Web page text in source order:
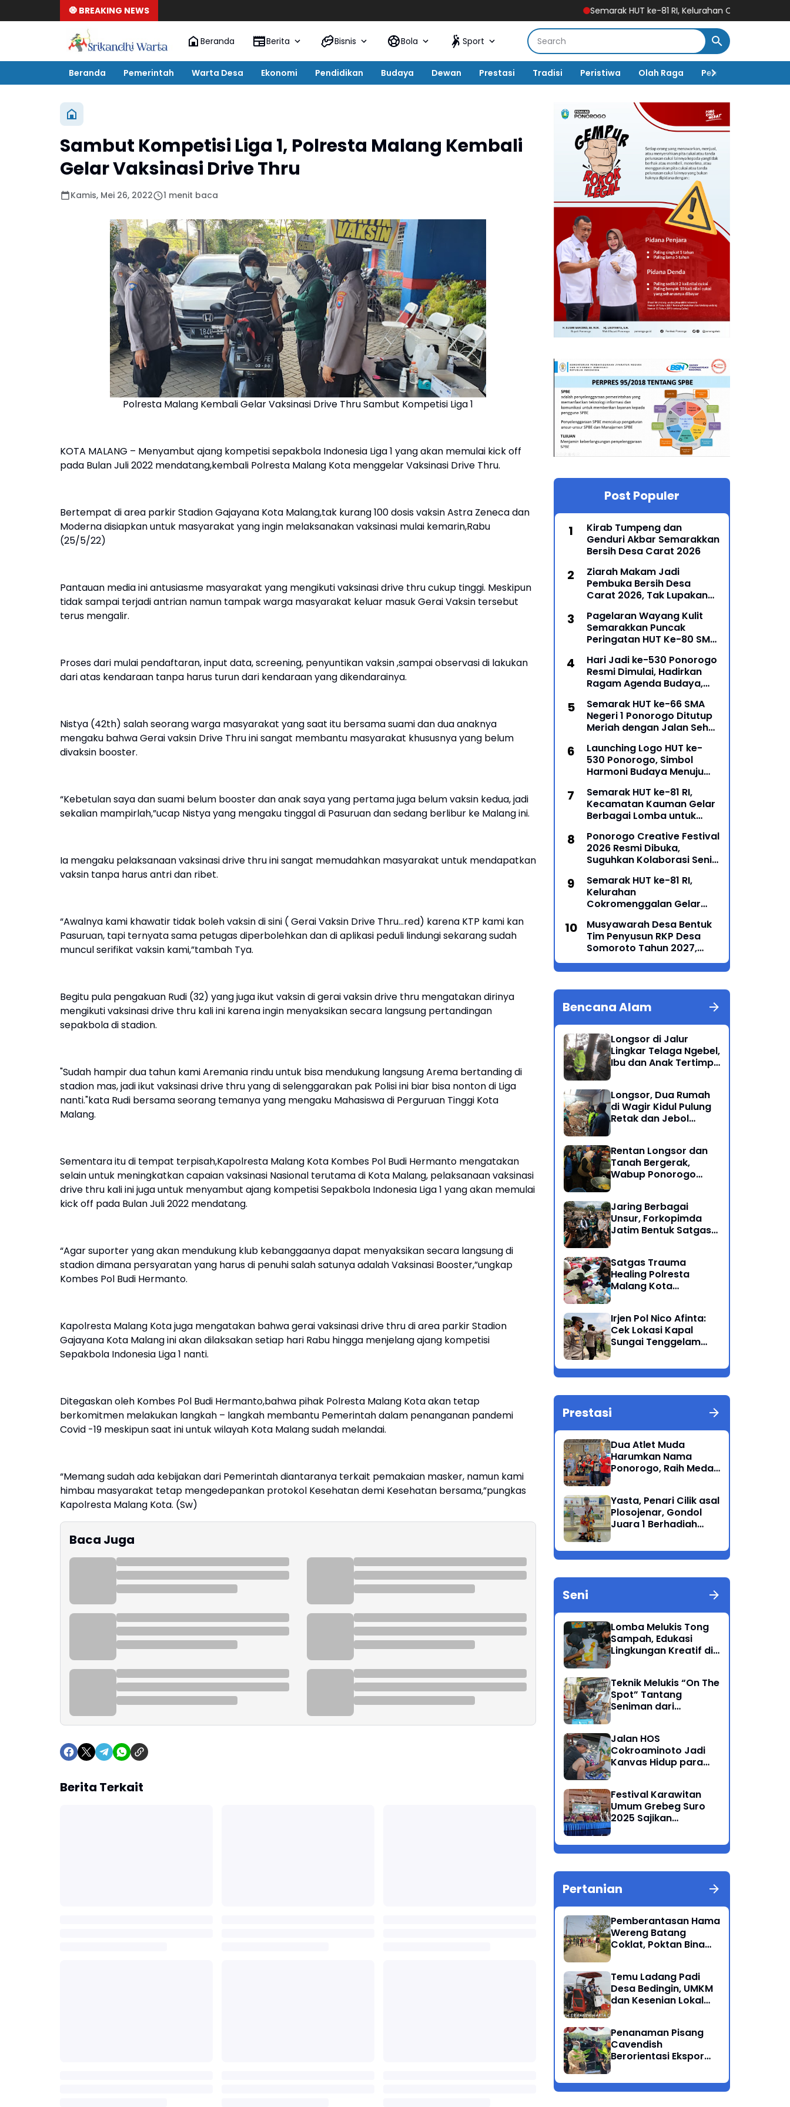
🧿 BREAKING NEWS Semarak HUT ke-81 RI, Kelurahan Cokromenggalan Gelar
Beranda Berita Bisnis Bola Sport
Beranda Pemerintah Warta Desa Ekonomi Pendidikan Budaya Dewan Prestasi Tradisi Peristiwa Olah Raga Pembangunan
Sambut Kompetisi Liga 1, Polresta Malang Kembali
Gelar Vaksinasi Drive Thru
Kamis, Mei 26, 2022 1 menit baca
Polresta Malang Kembali Gelar Vaksinasi Drive Thru Sambut Kompetisi Liga 1
KOTA MALANG – Menyambut ajang kompetisi sepakbola Indonesia Liga 1 yang akan memulai kick off
pada Bulan Juli 2022 mendatang,kembali Polresta Malang Kota menggelar Vaksinasi Drive Thru.
Bertempat di area parkir Stadion Gajayana Kota Malang,tak kurang 100 dosis vaksin Astra Zeneca dan
Moderna disiapkan untuk masyarakat yang ingin melaksanakan vaksinasi mulai kemarin,Rabu
(25/5/22)
Pantauan media ini antusiasme masyarakat yang mengikuti vaksinasi drive thru cukup tinggi. Meskipun
tidak sampai terjadi antrian namun tampak warga masyarakat keluar masuk Gerai Vaksin tersebut
terus mengalir.
Proses dari mulai pendaftaran, input data, screening, penyuntikan vaksin ,sampai observasi di lakukan
dari atas kendaraan tanpa harus turun dari kendaraan yang dikendarainya.
Nistya (42th) salah seorang warga masyarakat yang saat itu bersama suami dan dua anaknya
mengaku bahwa Gerai vaksin Drive Thru ini sangat membantu masyarakat khususnya yang belum
divaksin booster.
“Kebetulan saya dan suami belum booster dan anak saya yang pertama juga belum vaksin kedua, jadi
sekalian mampirlah,”ucap Nistya yang mengaku tinggal di Pasuruan dan sedang berlibur ke Malang ini.
Ia mengaku pelaksanaan vaksinasi drive thru ini sangat memudahkan masyarakat untuk mendapatkan
vaksin tanpa harus antri dan ribet.
“Awalnya kami khawatir tidak boleh vaksin di sini ( Gerai Vaksin Drive Thru…red) karena KTP kami kan
Pasuruan, tapi ternyata sama petugas diperbolehkan dan di aplikasi peduli lindungi sekarang sudah
muncul serifikat vaksin kami,”tambah Tya.
Begitu pula pengakuan Rudi (32) yang juga ikut vaksin di gerai vaksin drive thru mengatakan dirinya
mengikuti vaksinasi drive thru kali ini karena ingin menyaksikan secara langsung pertandingan
sepakbola di stadion.
"Sudah hampir dua tahun kami Aremania rindu untuk bisa mendukung langsung Arema bertanding di
stadion mas, jadi ikut vaksinasi drive thru yang di selenggarakan pak Polisi ini biar bisa nonton di Liga
nanti."kata Rudi bersama seorang temanya yang mengaku Mahasiswa di Perguruan Tinggi Kota
Malang.
Sementara itu di tempat terpisah,Kapolresta Malang Kota Kombes Pol Budi Hermanto mengatakan
selain untuk meningkatkan capaian vaksinasi Nasional terutama di Kota Malang, pelaksanaan vaksinasi
drive thru kali ini juga untuk menyambut ajang kompetisi Sepakbola Indonesia Liga 1 yang akan memulai
kick off pada Bulan Juli 2022 mendatang.
“Agar suporter yang akan mendukung klub kebanggaanya dapat menyaksikan secara langsung di
stadion dimana persyaratan yang harus di penuhi salah satunya adalah Vaksinasi Booster,”ungkap
Kombes Pol Budi Hermanto.
Kapolresta Malang Kota juga mengatakan bahwa gerai vaksinasi drive thru di area parkir Stadion
Gajayana Kota Malang ini akan dilaksakan setiap hari Rabu hingga menjelang ajang kompetisi
Sepakbola Indonesia Liga 1 nanti.
Ditegaskan oleh Kombes Pol Budi Hermanto,bahwa pihak Polresta Malang Kota akan tetap
berkomitmen melakukan langkah – langkah membantu Pemerintah dalam penanganan pandemi
Covid -19 meskipun saat ini untuk wilayah Kota Malang sudah melandai.
“Memang sudah ada kebijakan dari Pemerintah diantaranya terkait pemakaian masker, namun kami
himbau masyarakat tetap mengedepankan protokol Kesehatan demi Kesehatan bersama,”pungkas
Kapolresta Malang Kota. (Sw)
Baca Juga
Berita Terkait
Post Populer
Kirab Tumpeng dan
Genduri Akbar Semarakkan
Bersih Desa Carat 2026
Ziarah Makam Jadi
Pembuka Bersih Desa
Carat 2026, Tak Lupakan
Pagelaran Wayang Kulit
Semarakkan Puncak
Peringatan HUT Ke-80 SMP
Hari Jadi ke-530 Ponorogo
Resmi Dimulai, Hadirkan
Ragam Agenda Budaya,
Semarak HUT ke-66 SMA
Negeri 1 Ponorogo Ditutup
Meriah dengan Jalan Sehat
Lomba Ponorogo – Puncak
peringatan Hari Ulang
Launching Logo HUT ke-
530 Ponorogo, Simbol
Harmoni Budaya Menuju
Semarak HUT ke-81 RI,
Kecamatan Kauman Gelar
Berbagai Lomba untuk
Masyarakat
Ponorogo Creative Festival
2026 Resmi Dibuka,
Suguhkan Kolaborasi Seni
Memukau
Semarak HUT ke-81 RI,
Kelurahan
Cokromenggalan Gelar
Musyawarah Desa Bentuk
Tim Penyusun RKP Desa
Somoroto Tahun 2027,
Partisipatif
Bencana Alam
Longsor di Jalur
Lingkar Telaga Ngebel,
Ibu dan Anak Tertimpa
Longsor, Dua Rumah
di Wagir Kidul Pulung
Retak dan Jebol
Rentan Longsor dan
Tanah Bergerak,
Wabup Ponorogo
Pengungsian
Jaring Berbagai
Unsur, Forkopimda
Jatim Bentuk Satgas
Satgas Trauma
Healing Polresta
Malang Kota
Bandang
Irjen Pol Nico Afinta:
Cek Lokasi Kapal
Sungai Tenggelam
Tuban
Prestasi
Dua Atlet Muda
Harumkan Nama
Ponorogo, Raih Medali
Jatim
Yasta, Penari Cilik asal
Plosojenar, Gondol
Juara 1 Berhadiah
Nusantara 2025
Seni
Lomba Melukis Tong
Sampah, Edukasi
Lingkungan Kreatif di
Teknik Melukis “On The
Spot” Tantang
Seniman dari
Jalan HOS
Cokroaminoto Jadi
Kanvas Hidup para
Festival Karawitan
Umum Grebeg Suro
2025 Sajikan
Berkualitas Ponorogo
Pertanian
Pemberantasan Hama
Wereng Batang
Coklat, Poktan Bina
Penyemprotan di
Kecamatan Kauman
Temu Ladang Padi
Desa Bedingin, UMKM
dan Kesenian Lokal
Penanaman Pisang
Cavendish
Berorientasi Ekspor